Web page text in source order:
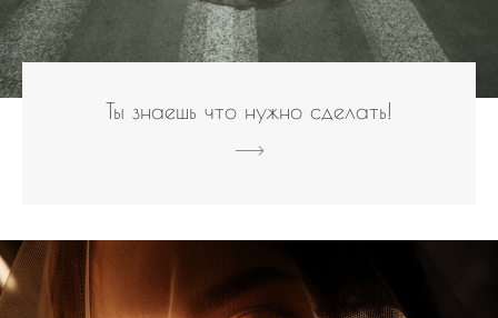
Ты знаешь что нужно сделать!